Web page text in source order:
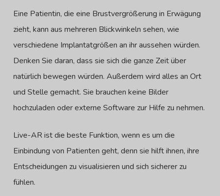
Eine Patientin, die eine Brustvergrößerung in Erwägung
zieht, kann aus mehreren Blickwinkeln sehen, wie
verschiedene Implantatgrößen an ihr aussehen würden.
Denken Sie daran, dass sie sich die ganze Zeit über
natürlich bewegen würden. Außerdem wird alles an Ort
und Stelle gemacht. Sie brauchen keine Bilder
hochzuladen oder externe Software zur Hilfe zu nehmen.
Live-AR ist die beste Funktion, wenn es um die
Einbindung von Patienten geht, denn sie hilft ihnen, ihre
Entscheidungen zu visualisieren und sich sicherer zu
fühlen.